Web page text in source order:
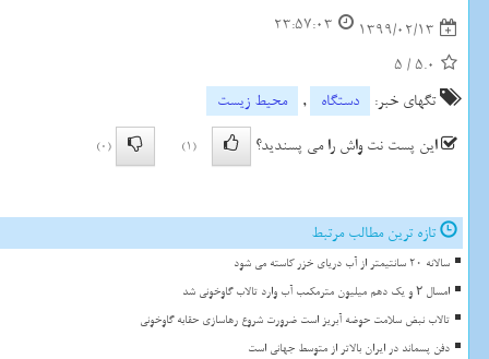
1399/02/13
23:57:03
5.0
/
5
تگهای خبر:
دستگاه ,
محیط زیست
این پست نت واش را می پسندید؟
(1)
(0)
تازه ترین مطالب مرتبط
سالانه 20 سانتیمتر از آب دریای خزر کاسته می شود
امسال ۲ و یک دهم میلیون مترمکعب آب وارد تالاب گاوخونی شد
تالاب نبض سلامت حوضه آبریز است ضرورت شروع رهاسازی حقابه گاوخونی
دفن پسماند در ایران بالاتر از متوسط جهانی است